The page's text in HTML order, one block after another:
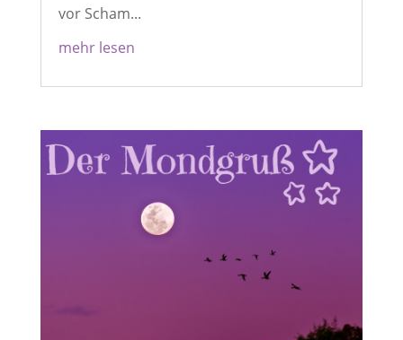
vor Scham...
mehr lesen